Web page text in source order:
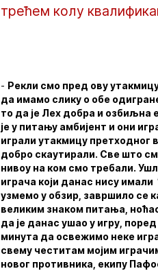
трећем колу
- Рекли смо пред ову
да имамо слику о обе
то да је Лех добра и озбиљна
је у питању амбијент и они
играли утакмицу претходног
добро скаутирали. Све што
нивоу на ком смо требали.
играча који данас нису имали
узмемо у обзир, завршило се
великим знаком питања,
да је данас ушао у игру,
минута да освежимо неке
свему честитам мојим
новог противника, екипу